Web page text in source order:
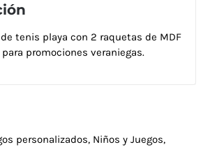
tenis playa con 2 raquetas de MDF
para promociones veraniegas.
personalizados, Niños y Juegos,